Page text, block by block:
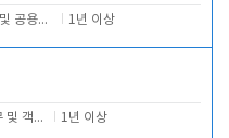
호텔객실 및 공용시설 청소 관리 1년 이상
카운터 업무 및 객실관리(청소상태 확인, 객실판매) 1년 이상